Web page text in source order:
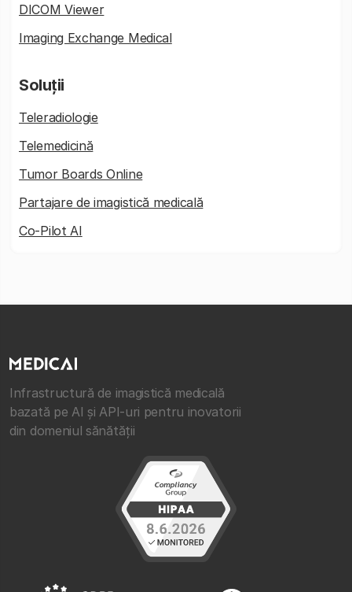
DICOM Viewer
Imaging Exchange Medical
Soluții
Teleradiologie
Telemedicină
Tumor Boards Online
Partajare de imagistică medicală
Co-Pilot AI
Infrastructură de imagistică medicală
bazată pe AI și API-uri pentru inovatorii
din domeniul sănătății